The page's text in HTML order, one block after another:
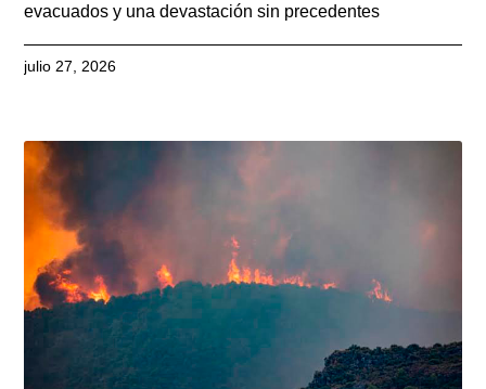
evacuados y una devastación sin precedentes
julio 27, 2026